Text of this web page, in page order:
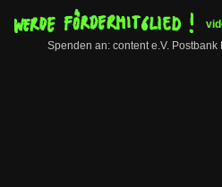
Spenden an: content e.V.